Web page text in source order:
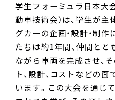
学生フォーミュラ日本大
動車技術会）は、学生が
グカーの企画・設計・制
たちは約1年間、仲間と
ながら車両を完成させ、
ト、設計、コストなどの
います。この大会を通じ